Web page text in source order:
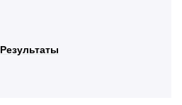
Результаты